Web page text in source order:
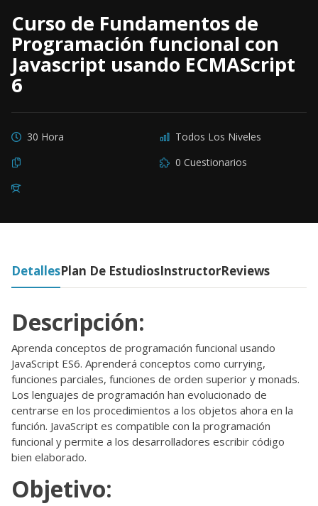
Curso de Fundamentos de
Programación funcional con
Javascript usando ECMAScript
6
30 Hora
Todos Los Niveles
0 Cuestionarios
DetallesPlan De EstudiosInstructorReviews
Descripción:
Aprenda conceptos de programación funcional usando
JavaScript ES6. Aprenderá conceptos como currying,
funciones parciales, funciones de orden superior y monads.
Los lenguajes de programación han evolucionado de
centrarse en los procedimientos a los objetos ahora en la
función. JavaScript es compatible con la programación
funcional y permite a los desarrolladores escribir código
bien elaborado.
Objetivo: